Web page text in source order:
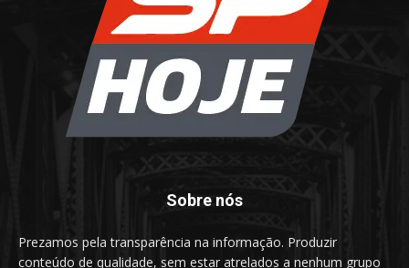
Sobre nós
Prezamos pela transparência na informação. Produzir
conteúdo de qualidade, sem estar atrelados a nenhum grupo